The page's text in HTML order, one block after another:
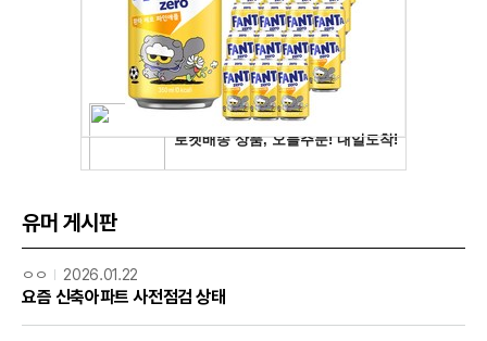
유머 게시판
ㅇㅇ 2026.01.22
요즘 신축아파트 사전점검 상태